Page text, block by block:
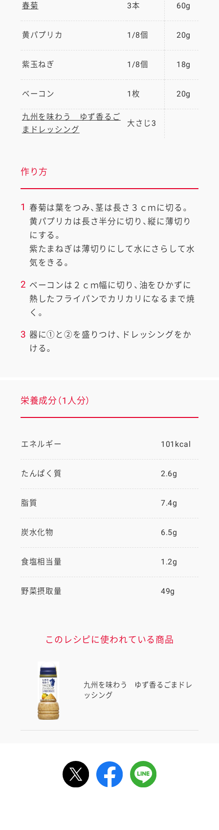
春菊 3本 60g
黄パプリカ 1/8個 20g
紫玉ねぎ 1/8個 18g
ベーコン 1枚 20g
九州を味わう ゆず香るご
まドレッシング
大さじ3
作り方
1 春菊は葉をつみ、茎は長さ３ｃｍに切る。
黄パプリカは長さ半分に切り、縦に薄切り
にする。
紫たまねぎは薄切りにして水にさらして水
気をきる。
2 ベーコンは２ｃｍ幅に切り、油をひかずに
熱したフライパンでカリカリになるまで焼
く。
3 器に①と②を盛りつけ、ドレッシングをか
ける。
栄養成分（1人分）
エネルギー 101kcal
たんぱく質 2.6g
脂質 7.4g
炭水化物 6.5g
食塩相当量 1.2g
野菜摂取量 49g
このレシピに使われている商品
九州を味わう ゆず香るごまドレ
ッシング